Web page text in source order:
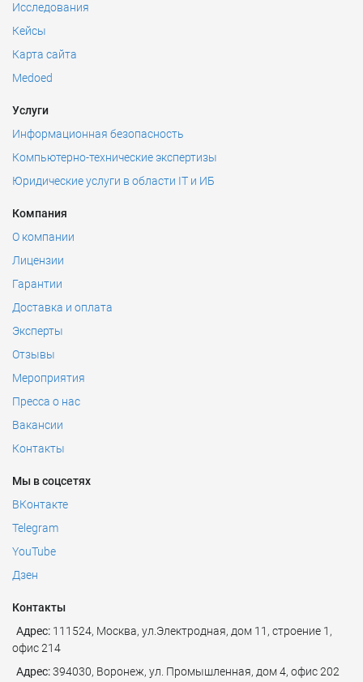
Исследования
Кейсы
Карта сайта
Medoed
Услуги
Информационная безопасность
Компьютерно-технические экспертизы
Юридические услуги в области IT и ИБ
Компания
О компании
Лицензии
Гарантии
Доставка и оплата
Эксперты
Отзывы
Мероприятия
Пресса о нас
Вакансии
Контакты
Мы в соцсетях
ВКонтакте
Telegram
YouTube
Дзен
Контакты
Адрес: 111524, Москва, ул.Электродная, дом 11, строение 1,
офис 214
Адрес:394030, Воронеж, ул. Промышленная, дом 4, офис 202